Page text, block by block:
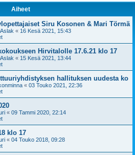
Aiheet
Siru Kosonen & Mari Törmä
« 16 Kesä 2021, 15:43
Hirvitalolle 17.6.21 klo 17
« 15 Kesä 2021, 13:44
hallituksen uudesta ko
« 03 Touko 2021, 22:36
« 09 Tammi 2020, 22:14
klo 17
« 04 Touko 2018, 09:28